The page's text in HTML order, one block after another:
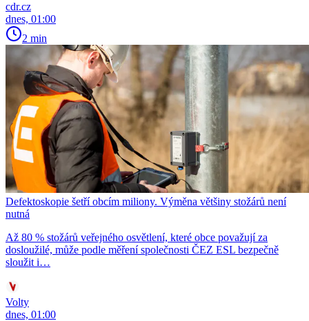
cdr.cz
dnes, 01:00
2 min
Defektoskopie šetří obcím miliony. Výměna většiny stožárů není
nutná
Až 80 % stožárů veřejného osvětlení, které obce považují za
dosloužilé, může podle měření společnosti ČEZ ESL bezpečně
sloužit i…
Volty
dnes, 01:00